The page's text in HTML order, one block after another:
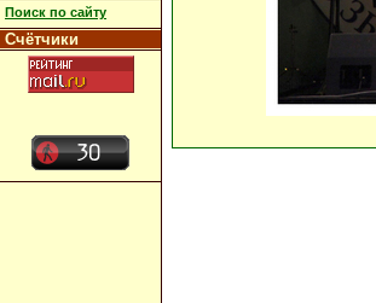
Поиск по сайту
Счётчики